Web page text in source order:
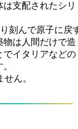
支配されたシリ
刻んで原子に戻
物は人間だけで造
でイタリアなどの
ん。